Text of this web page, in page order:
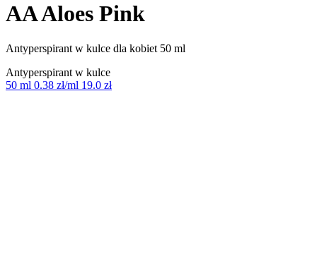
AA Aloes Pink
Antyperspirant w kulce dla kobiet 50 ml
Antyperspirant w kulce
50 ml 0.38 zł/ml 19.0 zł